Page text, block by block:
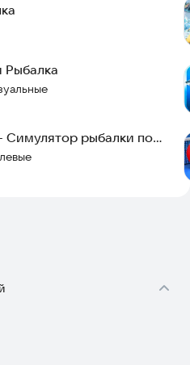
Рыбалка
Симулятор рыбалки по